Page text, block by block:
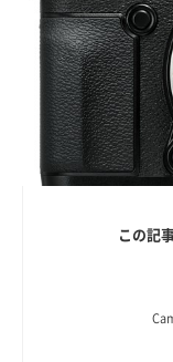
この記